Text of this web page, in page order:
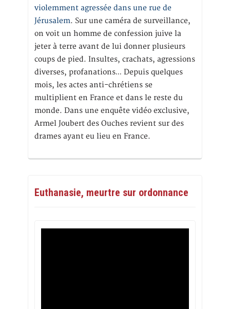
violemment agressée dans une rue de
Jérusalem. Sur une caméra de surveillance,
on voit un homme de confession juive la
jeter à terre avant de lui donner plusieurs
coups de pied. Insultes, crachats, agressions
diverses, profanations… Depuis quelques
mois, les actes anti-chrétiens se
multiplient en France et dans le reste du
monde. Dans une enquête vidéo exclusive,
Armel Joubert des Ouches revient sur des
drames ayant eu lieu en France.
Euthanasie, meurtre sur ordonnance